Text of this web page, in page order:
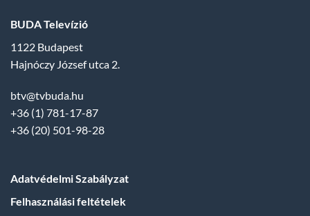
BUDA Televízió
1122 Budapest
Hajnóczy József utca 2.
btv@tvbuda.hu
+36 (1) 781-17-87
+36 (20) 501-98-28
Adatvédelmi Szabályzat
Felhasználási feltételek